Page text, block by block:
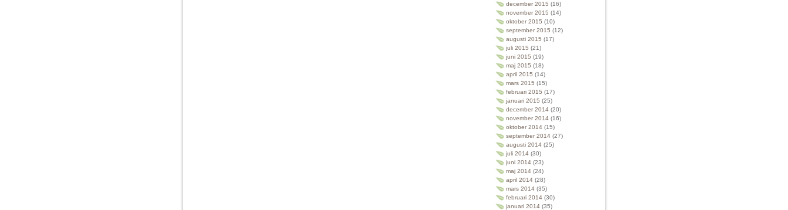
december 2015 (16)
november 2015 (14)
oktober 2015 (10)
september 2015 (12)
augusti 2015 (17)
juli 2015 (21)
juni 2015 (19)
maj 2015 (18)
april 2015 (14)
mars 2015 (15)
februari 2015 (17)
januari 2015 (25)
december 2014 (20)
november 2014 (16)
oktober 2014 (15)
september 2014 (27)
augusti 2014 (25)
juli 2014 (30)
juni 2014 (23)
maj 2014 (24)
april 2014 (28)
mars 2014 (35)
februari 2014 (30)
januari 2014 (35)